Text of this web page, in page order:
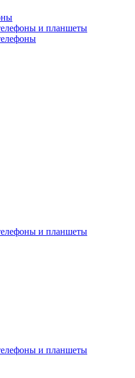
и планшеты
и планшеты
и планшеты